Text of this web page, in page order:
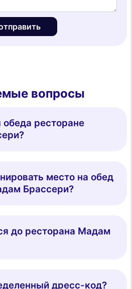
вопросы
ресторане
место на обед
Брассери?
до ресторана Мадам
дресс-код?